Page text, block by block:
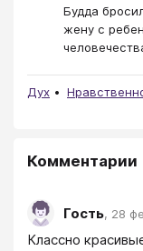
Будда
жену с
Дух
Комментарии
Гость, 28
Классно